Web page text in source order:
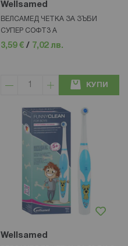
Wellsamed
ВЕЛСАМЕД ЧЕТКА ЗА ЗЪБИ
СУПЕР СОФТ3 А
3,59 € / 7,02 лв.
КУПИ
Wellsamed